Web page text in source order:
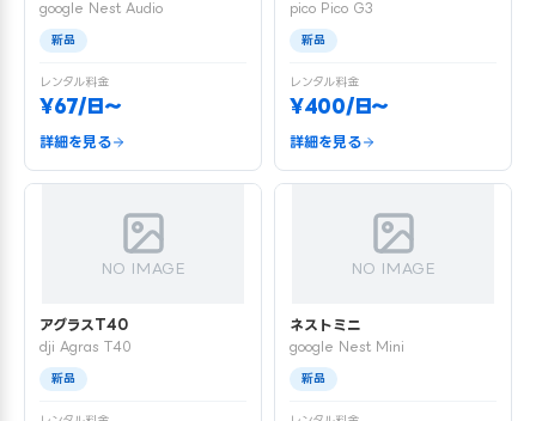
google Nest Audio
新品
レンタル料金
¥67/日〜
詳細を見る
pico Pico G3
新品
レンタル料金
¥400/日〜
詳細を見る
NO IMAGE
アグラスT40
dji Agras T40
新品
NO IMAGE
ネストミニ
google Nest Mini
新品